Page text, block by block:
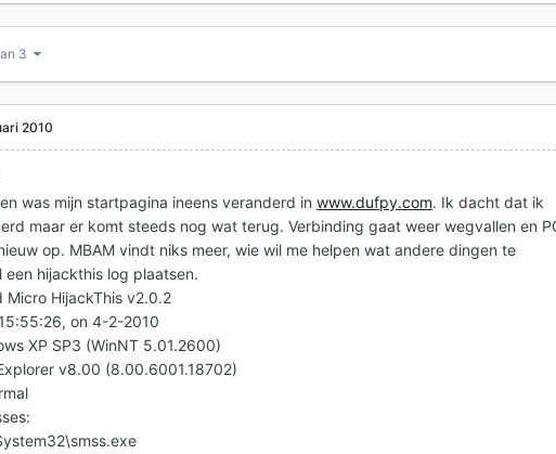
3
2010
was mijn startpagina ineens veranderd inwww.dufpy.com. Ik dacht dat ik
maar er komt steeds nog wat terug. Verbinding gaat weer wegvallen en
op. MBAM vindt niks meer, wie wil me helpen wat andere dingen te
een hijackthis log plaatsen.
Micro HijackThis v2.0.2
on 4-2-2010
XP SP3 (WinNT 5.01.2600)
v8.00 (8.00.6001.18702)